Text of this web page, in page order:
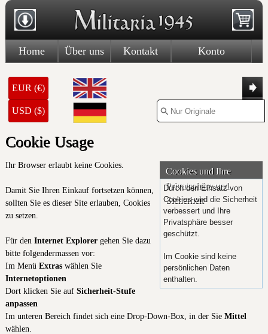
Home Über uns Kontakt Konto
EUR (€)
USD ($)
Cookie Usage
Cookies und Ihre
Privatsphäre und
Sicherheit
Durch den Einsatz von
Cookies wird die Sicherheit
verbessert und Ihre
Privatsphäre besser
geschützt.
Im Cookie sind keine
persönlichen Daten
enthalten.
Ihr Browser erlaubt keine Cookies.
Damit Sie Ihren Einkauf fortsetzen können,
sollten Sie es dieser Site erlauben, Cookies
zu setzen.
Für den Internet Explorergehen Sie dazu
bitte folgendermassen vor:
Im Menü Extraswählen Sie
Internetoptionen
Dort klicken Sie auf Sicherheit-Stufe
anpassen
Im unteren Bereich findet sich eine Drop-Down-Box, in der Sie Mittel
wählen.